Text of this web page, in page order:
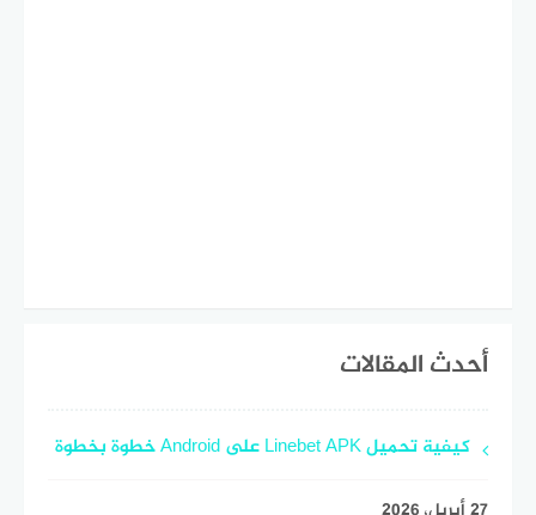
أحدث المقالات
كيفية تحميل Linebet APK على Android خطوة بخطوة